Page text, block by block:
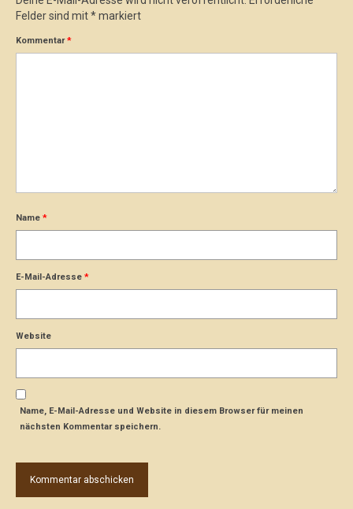
Felder sind mit*markiert
Kommentar*
Name *
E-Mail-Adresse *
Website
Name, E-Mail-Adresse und Website in diesem Browser für meinen
nächsten Kommentar speichern.